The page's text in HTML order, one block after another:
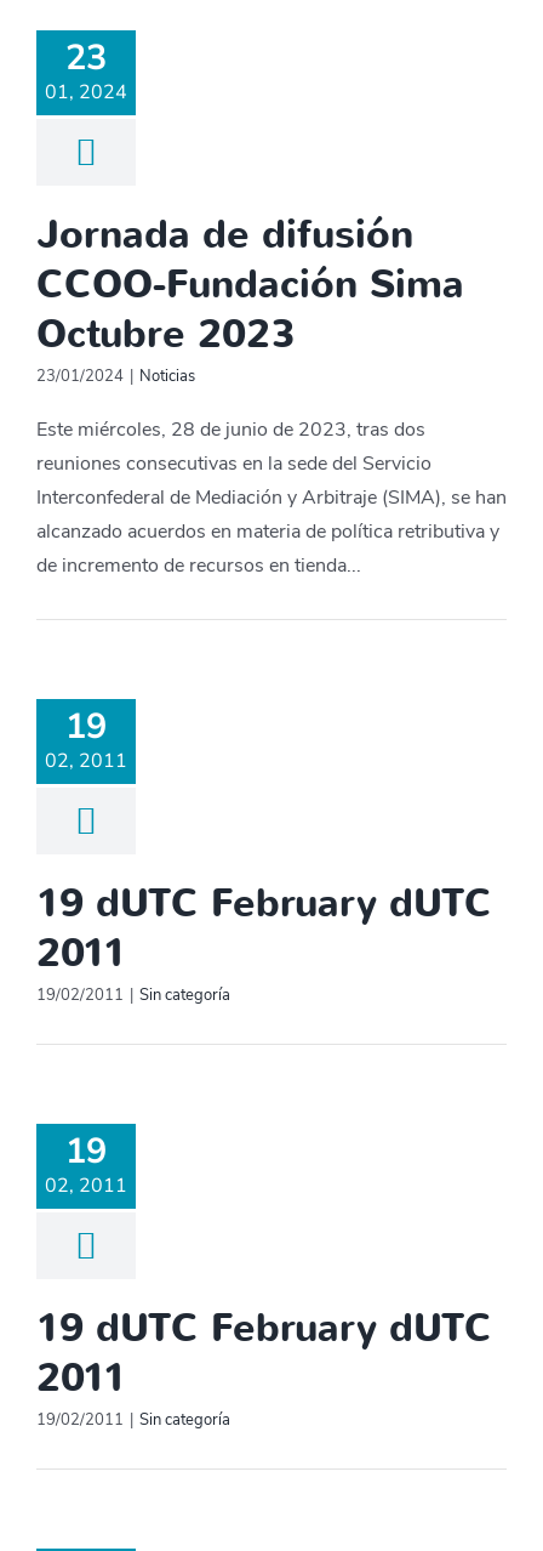
23
01, 2024
Jornada de difusión
CCOO-Fundación Sima
Octubre 2023
23/01/2024 | Noticias
Este miércoles, 28 de junio de 2023, tras dos
reuniones consecutivas en la sede del Servicio
Interconfederal de Mediación y Arbitraje (SIMA), se han
alcanzado acuerdos en materia de política retributiva y
de incremento de recursos en tienda...
19
02, 2011
19 dUTC February dUTC
2011
19/02/2011 | Sin categoría
19
02, 2011
19 dUTC February dUTC
2011
19/02/2011 | Sin categoría